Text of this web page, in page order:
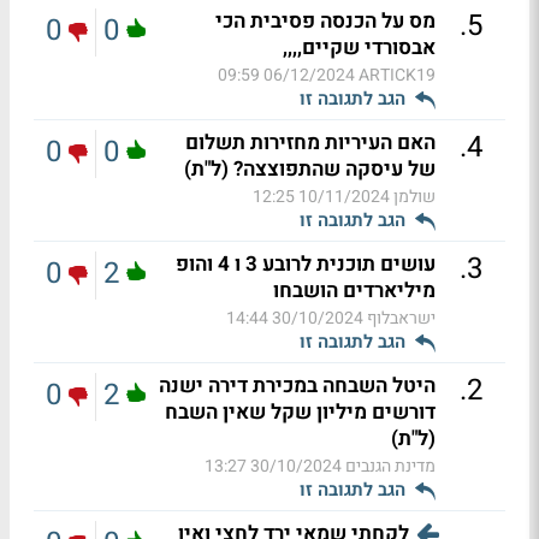
5
.
מס על הכנסה פסיבית הכי
אבסורדי שקיים,,,,
ARTICK19
06/12/2024 09:59
הגב לתגובה זו
0
0
4
.
האם העיריות מחזירות תשלום
של עיסקה שהתפוצצה? (ל"ת)
שולמן10/11/2024 12:25
הגב לתגובה זו
0
0
3
.
עושים תוכנית לרובע 3 ו 4 והופ
מיליארדים הושבחו
ישראבלוף30/10/2024 14:44
הגב לתגובה זו
2
0
2
.
היטל השבחה במכירת דירה ישנה
דורשים מיליון שקל שאין השבח
(ל"ת)
מדינת הגנבים30/10/2024 13:27
הגב לתגובה זו
2
0